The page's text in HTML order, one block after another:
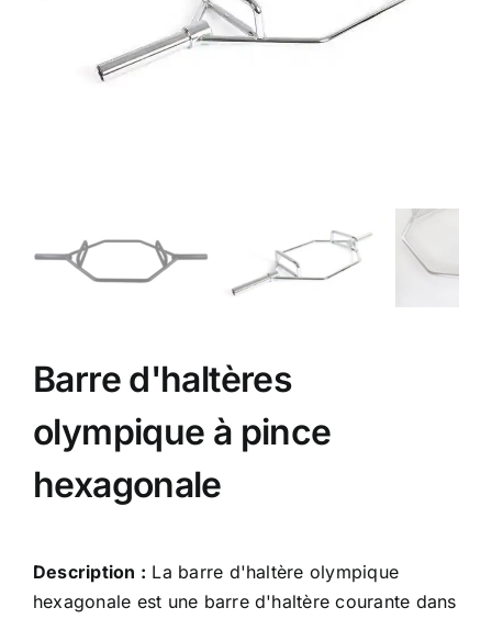
Barre d'haltères
olympique à pince
hexagonale
Description : La barre d'haltère olympique
hexagonale est une barre d'haltère courante dans